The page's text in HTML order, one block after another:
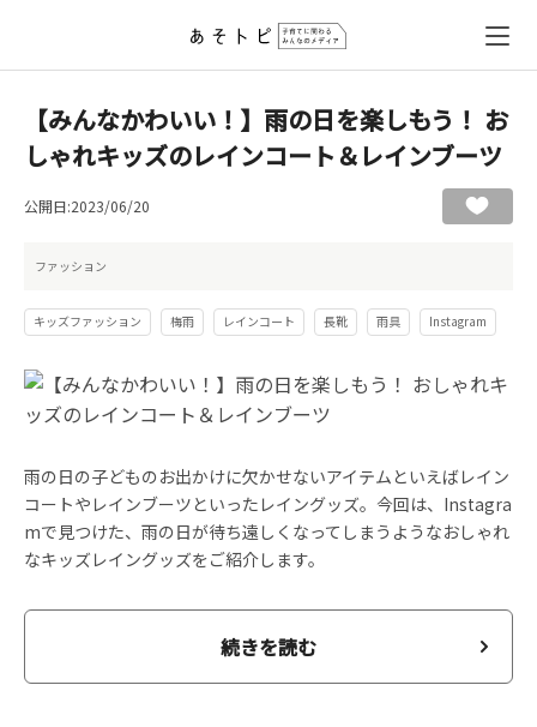
【みんなかわいい！】雨の日を楽しもう！ お
しゃれキッズのレインコート＆レインブーツ
公開日:2023/06/20
ファッション
キッズファッション 梅雨 レインコート 長靴 雨具 Instagram
雨の日の子どものお出かけに欠かせないアイテムといえばレイン
コートやレインブーツといったレイングッズ。今回は、Instagra
mで見つけた、雨の日が待ち遠しくなってしまうようなおしゃれ
なキッズレイングッズをご紹介します。
続きを読む